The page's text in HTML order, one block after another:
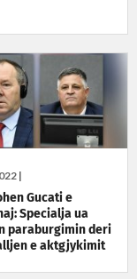
|
Gucati e
Specialja ua
paraburgimin deri
e aktgjykimit